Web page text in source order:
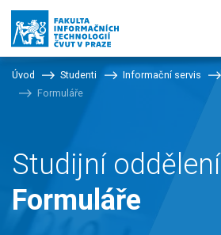
Úvod Studenti Informační servis
Formuláře
Studijní oddělení
Formuláře